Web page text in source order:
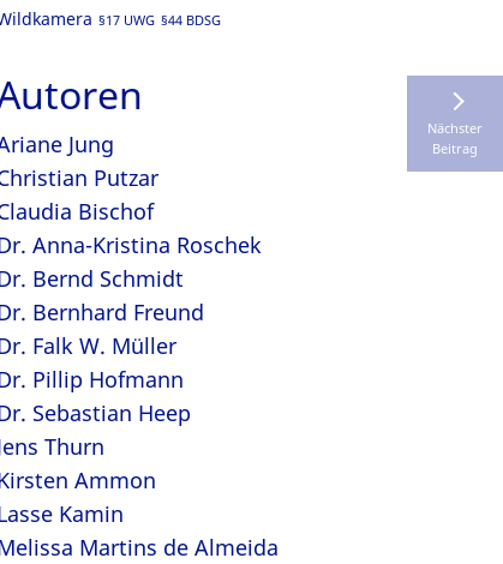
Nächster
Beitrag
§17 UWG §44 BDSG
Jung
Putzar
Bischof
Anna-Kristina Roschek
Bernd Schmidt
Bernhard Freund
Falk W. Müller
Pillip Hofmann
Sebastian Heep
Thurn
Ammon
Kamin
Martins de Almeida